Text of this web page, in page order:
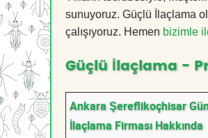
sunuyoruz. Güçlü İlaçlama
çalışıyoruz. Hemen bizimle
Güçlü İlaçlama -
Ankara Şereflikoçhisar
İlaçlama Firması Hakkında